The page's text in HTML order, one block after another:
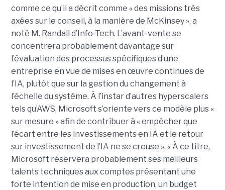
comme ce qu’il a décrit comme « des missions très
axées sur le conseil, à la manière de McKinsey », a
noté M. Randall d’Info-Tech. L’avant-vente se
concentrera probablement davantage sur
l’évaluation des processus spécifiques d’une
entreprise en vue de mises en œuvre continues de
l’IA, plutôt que sur la gestion du changement à
l’échelle du système. À l’instar d’autres hyperscalers
tels qu’AWS, Microsoft s’oriente vers ce modèle plus «
sur mesure » afin de contribuer à « empêcher que
l’écart entre les investissements en IA et le retour
sur investissement de l’IA ne se creuse ». « À ce titre,
Microsoft réservera probablement ses meilleurs
talents techniques aux comptes présentant une
forte intention de mise en production, un budget